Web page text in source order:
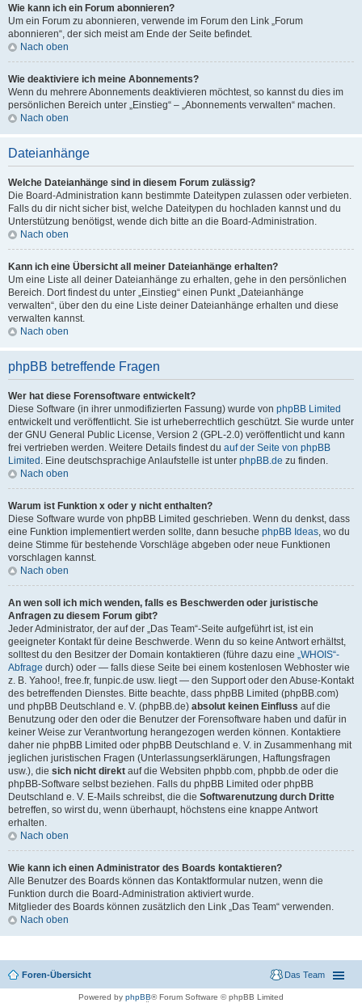
Wie kann ich ein Forum abonnieren?
Um ein Forum zu abonnieren, verwende im Forum den Link „Forum
abonnieren“, der sich meist am Ende der Seite befindet.
Nach oben
Wie deaktiviere ich meine Abonnements?
Wenn du mehrere Abonnements deaktivieren möchtest, so kannst du dies im
persönlichen Bereich unter „Einstieg“ – „Abonnements verwalten“ machen.
Nach oben
Dateianhänge
Welche Dateianhänge sind in diesem Forum zulässig?
Die Board-Administration kann bestimmte Dateitypen zulassen oder verbieten.
Falls du dir nicht sicher bist, welche Dateitypen du hochladen kannst und du
Unterstützung benötigst, wende dich bitte an die Board-Administration.
Nach oben
Kann ich eine Übersicht all meiner Dateianhänge erhalten?
Um eine Liste all deiner Dateianhänge zu erhalten, gehe in den persönlichen
Bereich. Dort findest du unter „Einstieg“ einen Punkt „Dateianhänge
verwalten“, über den du eine Liste deiner Dateianhänge erhalten und diese
verwalten kannst.
Nach oben
phpBB betreffende Fragen
Wer hat diese Forensoftware entwickelt?
Diese Software (in ihrer unmodifizierten Fassung) wurde von phpBB Limited
entwickelt und veröffentlicht. Sie ist urheberrechtlich geschützt. Sie wurde unter
der GNU General Public License, Version 2 (GPL-2.0) veröffentlicht und kann
frei vertrieben werden. Weitere Details findest du auf der Seite von phpBB
Limited . Eine deutschsprachige Anlaufstelle ist unter phpBB.de zu finden.
Nach oben
Warum ist Funktion x oder y nicht enthalten?
Diese Software wurde von phpBB Limited geschrieben. Wenn du denkst, dass
eine Funktion implementiert werden sollte, dann besuche phpBB Ideas, wo du
deine Stimme für bestehende Vorschläge abgeben oder neue Funktionen
vorschlagen kannst.
Nach oben
An wen soll ich mich wenden, falls es Beschwerden oder juristische
Anfragen zu diesem Forum gibt?
Jeder Administrator, der auf der „Das Team“-Seite aufgeführt ist, ist ein
geeigneter Kontakt für deine Beschwerde. Wenn du so keine Antwort erhältst,
solltest du den Besitzer der Domain kontaktieren (führe dazu eine „WHOIS“-
Abfrage durch) oder — falls diese Seite bei einem kostenlosen Webhoster wie
z. B. Yahoo!, free.fr, funpic.de usw. liegt — den Support oder den Abuse-Kontakt
des betreffenden Dienstes. Bitte beachte, dass phpBB Limited (phpBB.com)
und phpBB Deutschland e. V. (phpBB.de) absolut keinen Einfluss auf die
Benutzung oder den oder die Benutzer der Forensoftware haben und dafür in
keiner Weise zur Verantwortung herangezogen werden können. Kontaktiere
daher nie phpBB Limited oder phpBB Deutschland e. V. in Zusammenhang mit
jeglichen juristischen Fragen (Unterlassungserklärungen, Haftungsfragen
usw.), die sich nicht direkt auf die Websiten phpbb.com, phpbb.de oder die
phpBB-Software selbst beziehen. Falls du phpBB Limited oder phpBB
Deutschland e. V. E-Mails schreibst, die die Softwarenutzung durch Dritte
betreffen, so wirst du, wenn überhaupt, höchstens eine knappe Antwort
erhalten.
Nach oben
Wie kann ich einen Administrator des Boards kontaktieren?
Alle Benutzer des Boards können das Kontaktformular nutzen, wenn die
Funktion durch die Board-Administration aktiviert wurde.
Mitglieder des Boards können zusätzlich den Link „Das Team“ verwenden.
Nach oben
Foren-Übersicht Das Team
Powered by phpBB® Forum Software © phpBB Limited